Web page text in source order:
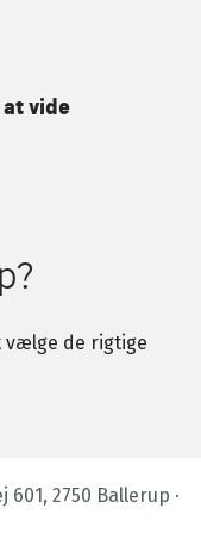
vide
de rigtige
2750 Ballerup ·